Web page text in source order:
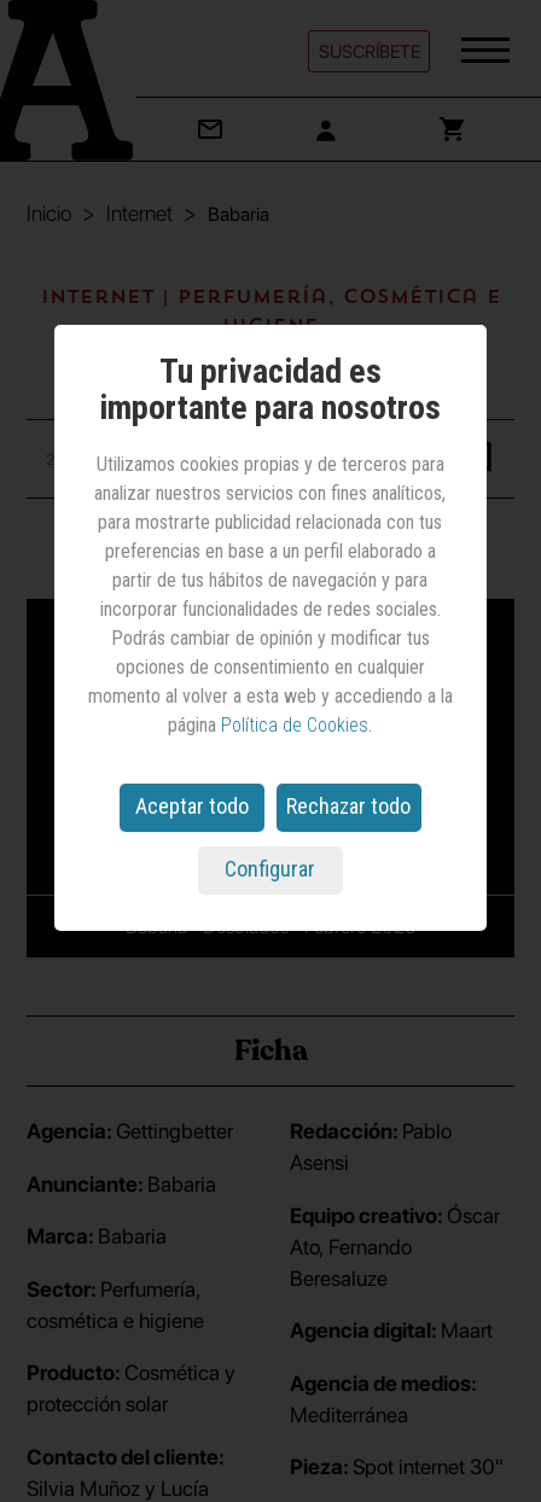
SUSCRÍBETE
Inicio Internet Babaria
Internet | Perfumería, cosmética e
higiene
Babaria
28 febrero 2025
Vídeo
Babaria - Desolados - Febrero 2025
Ficha
Agencia: Gettingbetter
Anunciante: Babaria
Marca: Babaria
Sector: Perfumería,
cosmética e higiene
Producto: Cosmética y
protección solar
Contacto del cliente:
Silvia Muñoz y Lucía
Redacción: Pablo
Asensi
Equipo creativo: Óscar
Ato, Fernando
Beresaluze
Agencia digital: Maart
Agencia de medios:
Mediterránea
Pieza: Spot internet 30"
Tu privacidad es
importante para nosotros
Utilizamos cookies propias y de terceros para
analizar nuestros servicios con fines analíticos,
para mostrarte publicidad relacionada con tus
preferencias en base a un perfil elaborado a
partir de tus hábitos de navegación y para
incorporar funcionalidades de redes sociales.
Podrás cambiar de opinión y modificar tus
opciones de consentimiento en cualquier
momento al volver a esta web y accediendo a la
página Política de Cookies.
Aceptar todo Rechazar todo
Configurar